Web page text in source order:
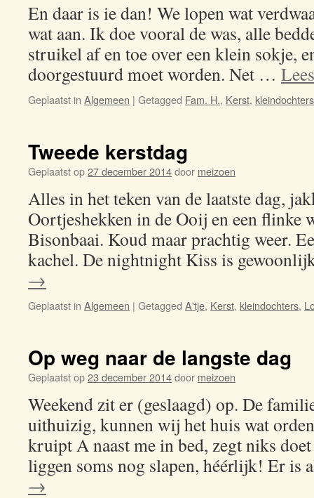
En daar is ie dan! We lopen wat
wat aan. Ik doe vooral de was, alle
struikel af en toe over een klein sokje,
doorgestuurd moet worden. Net …
Geplaatst in Algemeen | Getagged Fam. H., Kerst, kleindochters
Tweede kerstdag
Geplaatst op27 december 2014door meizoen
Alles in het teken van de laatste dag,
Oortjeshekken in de Ooij en een flinke
Bisonbaai. Koud maar prachtig weer.
kachel. De nightnight Kiss is
→
Geplaatst in Algemeen | Getagged A'tje, Kerst, kleindochters,
Op weg naar de langste dag
Geplaatst op23 december 2014door meizoen
Weekend zit er (geslaagd) op. De
uithuizig, kunnen wij het huis wat
kruipt A naast me in bed, zegt niks
liggen soms nog slapen, héérlijk! Er
→